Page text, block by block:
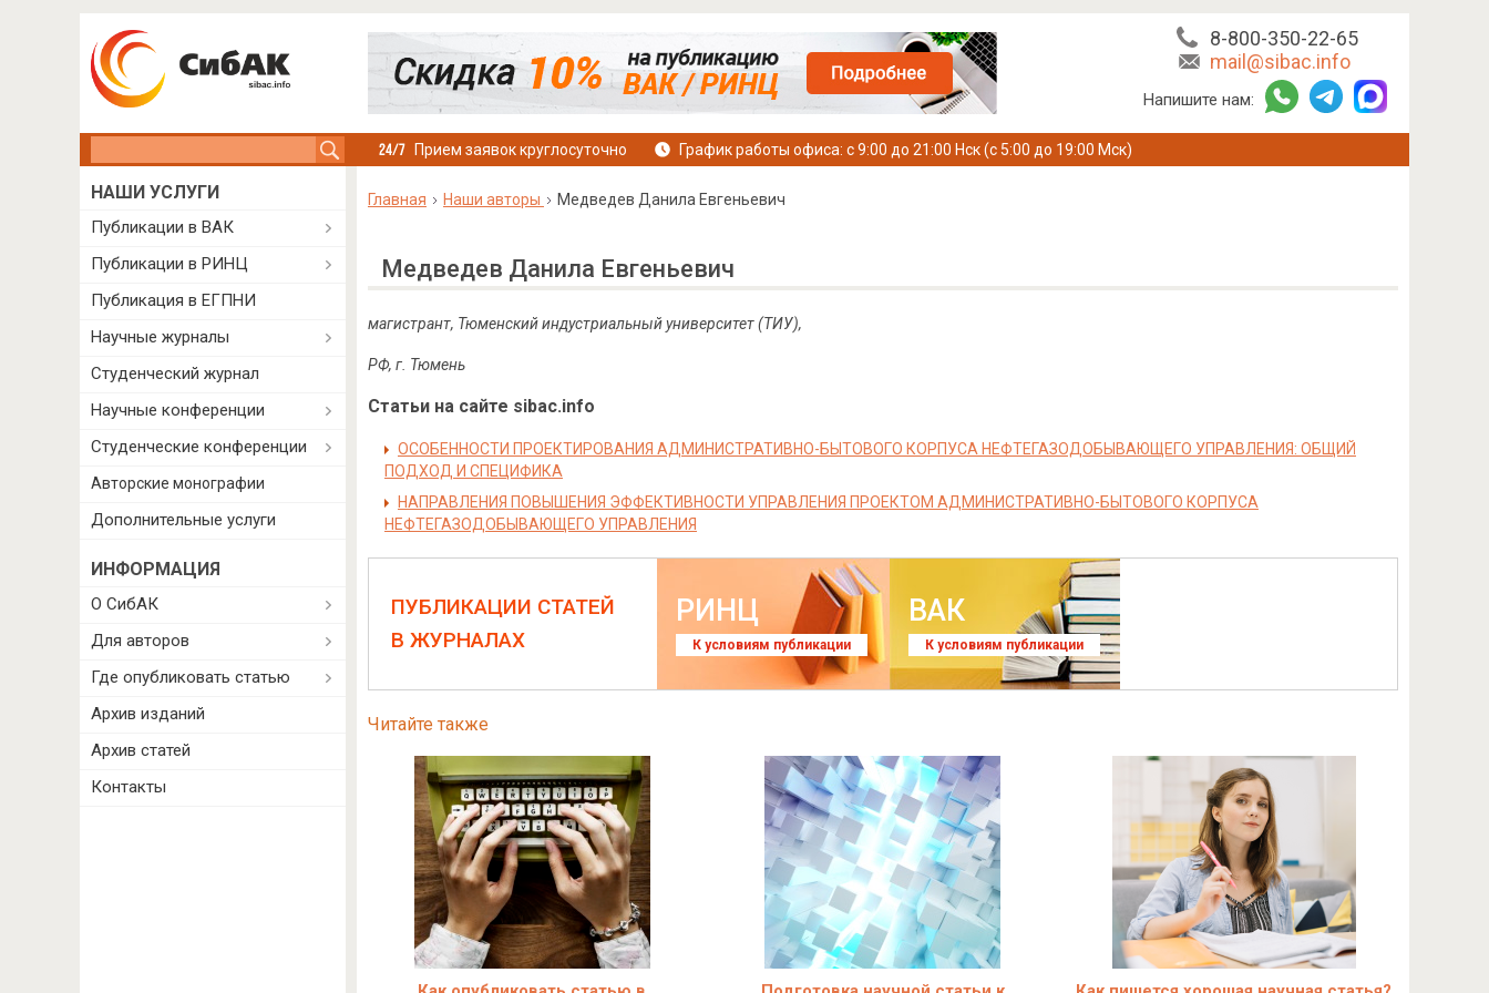
8-800-350-22-65
mail@sibac.info
Напишите нам:
Прием заявок круглосуточно График работы офиса: с 9:00 до 21:00 Нск (с 5:00 до 19:00 Мск)
Главная Наши авторы Медведев Данила Евгеньевич
Медведев Данила Евгеньевич
магистрант, Тюменский индустриальный университет (ТИУ),
РФ, г. Тюмень
Статьи на сайте sibac.info
ОСОБЕННОСТИ ПРОЕКТИРОВАНИЯ АДМИНИСТРАТИВНО-БЫТОВОГО КОРПУСА НЕФТЕГАЗОДОБЫВАЮЩЕГО УПРАВЛЕНИЯ: ОБЩИЙ
ПОДХОД И СПЕЦИФИКА
НАПРАВЛЕНИЯ ПОВЫШЕНИЯ ЭФФЕКТИВНОСТИ УПРАВЛЕНИЯ ПРОЕКТОМ АДМИНИСТРАТИВНО-БЫТОВОГО КОРПУСА
НЕФТЕГАЗОДОБЫВАЮЩЕГО УПРАВЛЕНИЯ
ПУБЛИКАЦИИ СТАТЕЙ
В ЖУРНАЛАХ
РИНЦ
К условиям публикации
ВАК
К условиям публикации
Читайте также
НАШИ УСЛУГИ
Публикации в ВАК
Публикации в РИНЦ
Публикация в ЕГПНИ
Научные журналы
Студенческий журнал
Научные конференции
Студенческие конференции
Авторские монографии
Дополнительные услуги
ИНФОРМАЦИЯ
О СибАК
Для авторов
Где опубликовать статью
Архив изданий
Архив статей
Контакты